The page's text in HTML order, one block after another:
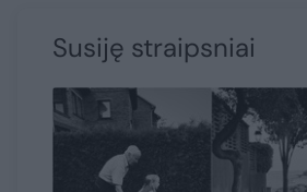
Susiję straipsniai